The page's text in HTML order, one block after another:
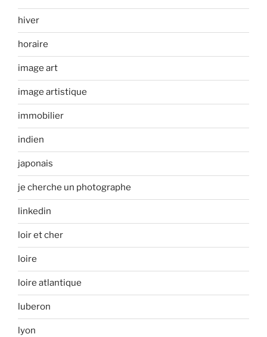
hiver
horaire
image art
image artistique
immobilier
indien
japonais
je cherche un photographe
linkedin
loir et cher
loire
loire atlantique
luberon
lyon